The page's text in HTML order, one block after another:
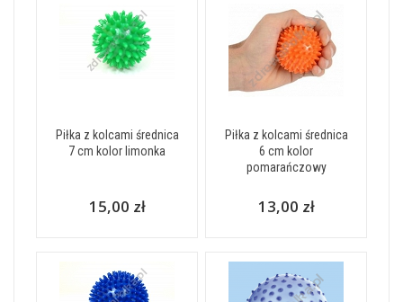
Piłka z kolcami średnica
7 cm kolor limonka
15,00 zł
Piłka z kolcami średnica
6 cm kolor
pomarańczowy
13,00 zł